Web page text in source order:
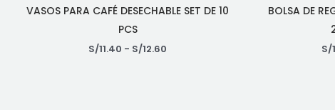
VASOS PARA CAFÉ DESECHABLE SET DE 10
PCS
S/11.40 - S/12.60
BOLSA DE
S/